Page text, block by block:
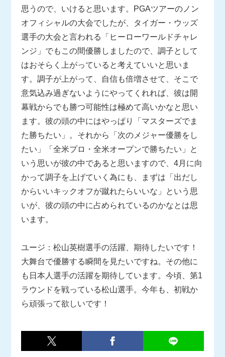
思うので、いけると思います。PGAツアーのノン
オフィシャルの大会でしたが、タイガー・ウッズ
選手の大会と言われる「ヒーローワールドチャレ
ンジ」でもこの間優勝しましたので、調子として
はおそらく上がっていると考えていいと思いま
す。調子が上がって、自信も倍増させて、そこで
意気込み過ぎないようにやってくれれば、彼は開
幕戦からでも勝つ可能性は極めて高いかなと思い
ます。彼の頭の中にはやっぱり「マスターズでま
た勝ちたい」。それから「次のメジャー優勝をし
たい」「全米プロ・全米オープンで勝ちたい」と
いう思いが彼の中であると思いますので、4月に向
かって調子を上げていく為にも、まずは「出だし
からいいキックオフが蹴れたらいいな」という思
いが、彼の頭の中に占められているのかなとは思
います。
ユージ：松山英樹選手の活躍、期待したいです！
大舞台で優勝する瞬間を見たいですね。その他に
も日本人選手の活躍を期待しています。今頃、第1
ラウンドを戦っている松山選手。今年も、初戦か
ら頑張って欲しいです！